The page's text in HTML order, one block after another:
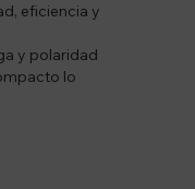
eficiencia y
y polaridad
lo